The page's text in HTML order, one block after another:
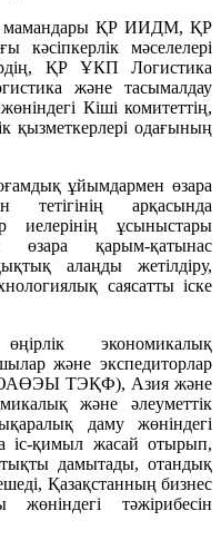
мамандары ҚР ИИДМ, ҚР
мәселелері
ҚР ҰКП Логистика
және тасымалдау
Кіші комитеттің,
қызметкерлері одағының
ұйымдармен өзара
тетігінің арқасында
иелерінің ұсыныстары
өзара қарым-қатынас
алаңды жетілдіру,
саясатты іске
экономикалық
және экспедиторлар
ТЭҚФ), Азия және
және әлеуметтік
даму жөніндегі
іс-қимыл жасай отырып,
дамытады, отандық
Қазақстанның бизнес
тәжірибесін